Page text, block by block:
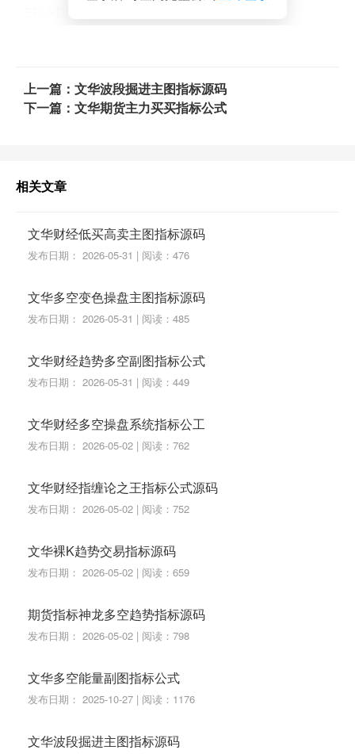
上一篇：文华波段掘进主图指标源码
下一篇：文华期货主力买买指标公式
相关文章
文华财经低买高卖主图指标源码
发布日期： 2026-05-31 | 阅读：476
文华多空变色操盘主图指标源码
发布日期： 2026-05-31 | 阅读：485
文华财经趋势多空副图指标公式
发布日期： 2026-05-31 | 阅读：449
文华财经多空操盘系统指标公工
发布日期： 2026-05-02 | 阅读：762
文华财经指缠论之王指标公式源码
发布日期： 2026-05-02 | 阅读：752
文华裸K趋势交易指标源码
发布日期： 2026-05-02 | 阅读：659
期货指标神龙多空趋势指标源码
发布日期： 2026-05-02 | 阅读：798
文华多空能量副图指标公式
发布日期： 2025-10-27 | 阅读：1176
文华波段掘进主图指标源码